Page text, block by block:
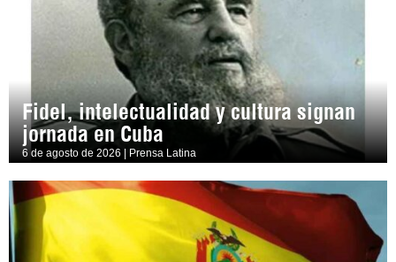
Fidel, intelectualidad y cultura signan
jornada en Cuba
6 de agosto de 2026 | Prensa Latina